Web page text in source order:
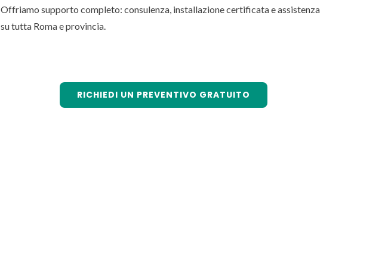
Offriamo supporto completo: consulenza, installazione certificata e assistenza
su tutta Roma e provincia.
RICHIEDI UN PREVENTIVO GRATUITO